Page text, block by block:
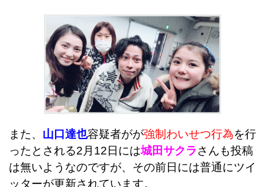
また、 山口達也容疑者がが強制わいせつ行為を行
ったとされる2月12日には城田サクラさんも投稿
は無いようなのですが、その前日には普通にツイ
ッターが更新されています。